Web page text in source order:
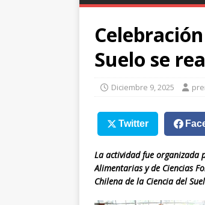
Suelo se
Diciembre 9, 2025
Twitter
La actividad fue organizada
Alimentarias y de Ciencias
Chilena de la Ciencia del